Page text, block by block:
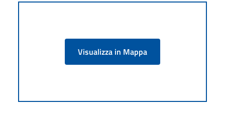
Visualizza in Mappa